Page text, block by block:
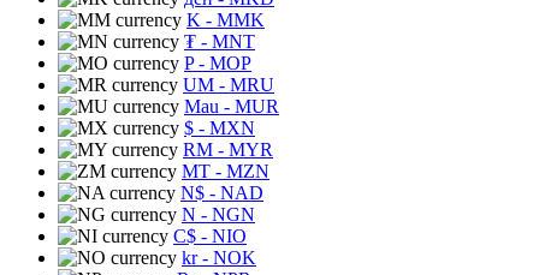
K - MMK
₮ - MNT
P- MOP
UM - MRU
Mau - MUR
$ - MXN
RM - MYR
MT - MZN
N$ - NAD
N - NGN
C$ - NIO
kr- NOK